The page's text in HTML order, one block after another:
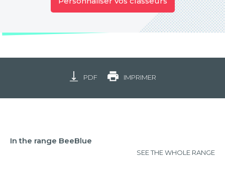
PDF IMPRIMER
In the range BeeBlue
SEE THE WHOLE RANGE